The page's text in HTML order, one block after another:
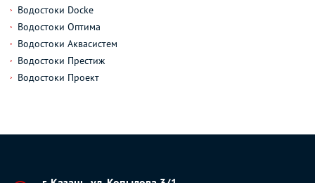
Водостоки Docke
Водостоки Оптима
Водостоки Аквасистем
Водостоки Престиж
Водостоки Проект